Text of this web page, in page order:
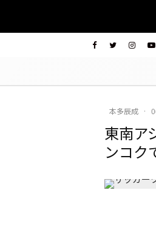
本多辰成 ·
東南ア
ンコク